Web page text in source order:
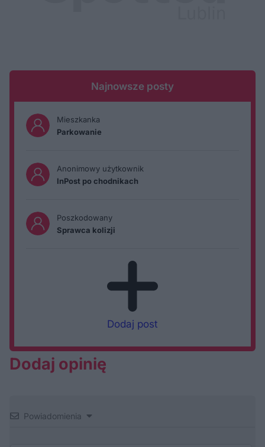
Najnowsze posty
Mieszkanka
Parkowanie
Anonimowy użytkownik
InPost po chodnikach
Poszkodowany
Sprawca kolizji
Dodaj post
Dodaj opinię
Powiadomienia